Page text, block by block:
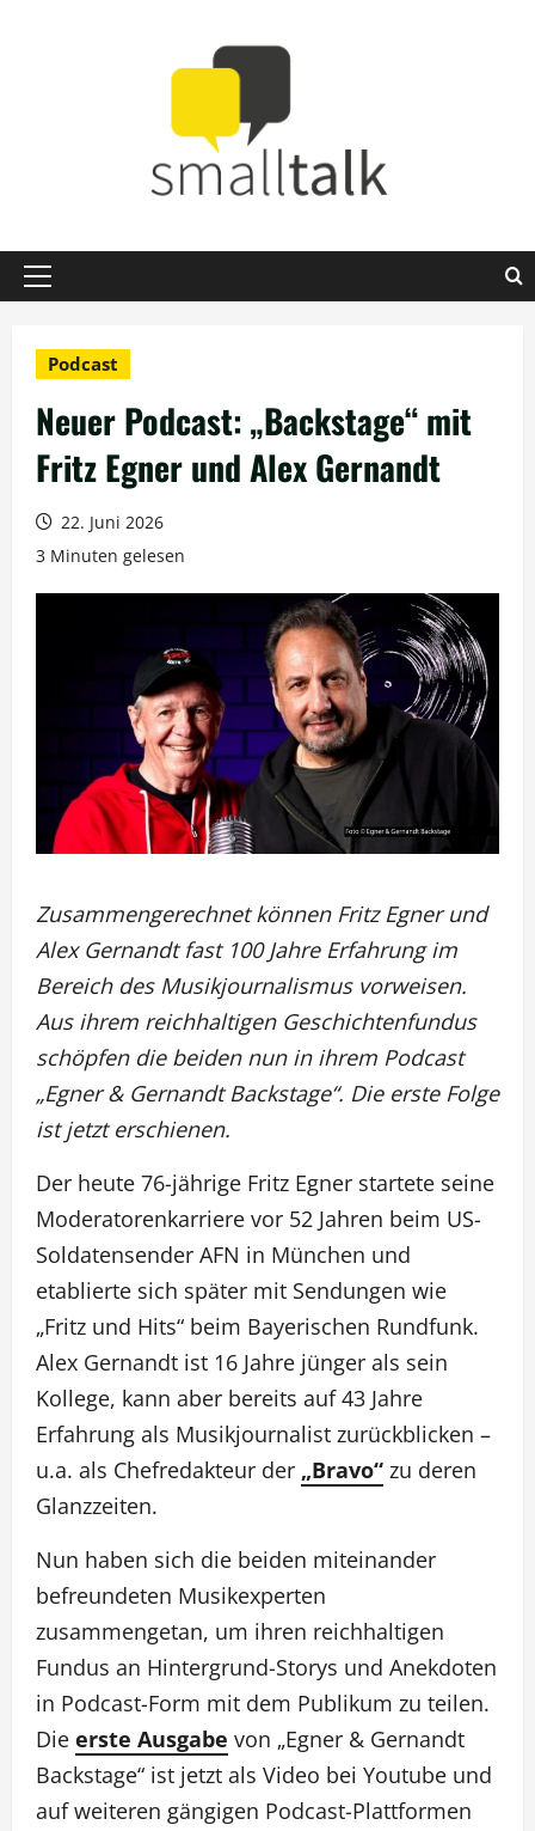
Primäres
Podcast
Neuer Podcast: „Backstage“ mit
Fritz Egner und Alex Gernandt
22. Juni 2026
3 Minuten gelesen
Zusammengerechnet können Fritz Egner und
Alex Gernandt fast 100 Jahre Erfahrung im
Bereich des Musikjournalismus vorweisen.
Aus ihrem reichhaltigen Geschichtenfundus
schöpfen die beiden nun in ihrem Podcast
„Egner & Gernandt Backstage“. Die erste Folge
ist jetzt erschienen.
Der heute 76-jährige Fritz Egner startete seine
Moderatorenkarriere vor 52 Jahren beim US-
Soldatensender AFN in München und
etablierte sich später mit Sendungen wie
„Fritz und Hits“ beim Bayerischen Rundfunk.
Alex Gernandt ist 16 Jahre jünger als sein
Kollege, kann aber bereits auf 43 Jahre
Erfahrung als Musikjournalist zurückblicken –
u.a. als Chefredakteur der „Bravo“ zu deren
Glanzzeiten.
Nun haben sich die beiden miteinander
befreundeten Musikexperten
zusammengetan, um ihren reichhaltigen
Fundus an Hintergrund-Storys und Anekdoten
in Podcast-Form mit dem Publikum zu teilen.
Die erste Ausgabe von „Egner & Gernandt
Backstage“ ist jetzt als Video bei Youtube und
auf weiteren gängigen Podcast-Plattformen